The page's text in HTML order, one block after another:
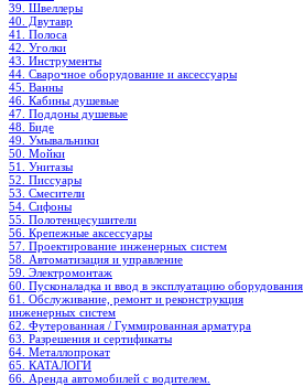
39. Швеллеры
40. Двутавр
41. Полоса
42. Уголки
43. Инструменты
44. Сварочное оборудование и аксессуары
45. Ванны
46. Кабины душевые
47. Поддоны душевые
48. Биде
49. Умывальники
50. Мойки
51. Унитазы
52. Писсуары
53. Смесители
54. Сифоны
55. Полотенцесушители
56. Крепежные аксессуары
57. Проектирование инженерных систем
58. Автоматизация и управление
59. Электромонтаж
60. Пусконаладка и ввод в эксплуатацию оборудования
61. Обслуживание, ремонт и реконструкция
инженерных систем
62. Футерованная / Гуммированная арматура
63. Разрешения и сертификаты
64. Металлопрокат
65. КАТАЛОГИ
66. Аренда автомобилей с водителем.